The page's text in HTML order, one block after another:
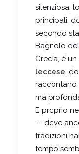
silenziosa,
principali,
secondo
Bagnolo
Grecìa, è
leccese,
raccontano
ma
E proprio
— dove
tradizioni
tempo